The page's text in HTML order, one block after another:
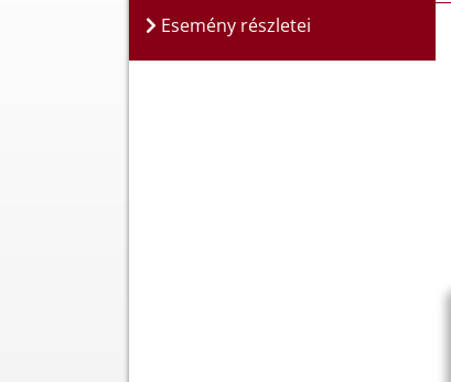
Esemény részletei